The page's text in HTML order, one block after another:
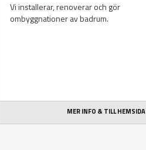
Vi installerar, renoverar och gör
ombyggnationer av badrum.
MER INFO & TILL HEMSIDA